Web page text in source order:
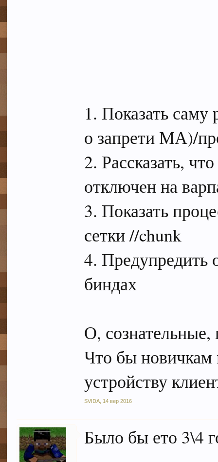
1. Показать
о запрети МА)/
2. Рассказать,
отключен на
3. Показать
сетки //chunk
4. Предупредить
биндах
О,
Что бы
устройству
SVIDA 14 вер 2016
Было бы ето 3\4